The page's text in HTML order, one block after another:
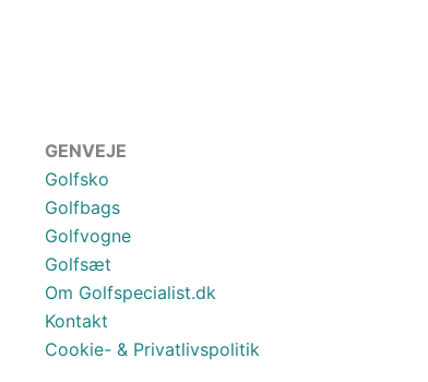
GENVEJE
Golfsko
Golfbags
Golfvogne
Golfsæt
Om Golfspecialist.dk
Kontakt
Cookie- & Privatlivspolitik